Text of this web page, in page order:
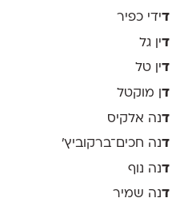
דידי כפיר
דין גל
דין טל
דן מוקטל
דנה אלקיס
דנה חכים־ברקוביץ׳
דנה נוף
דנה שמיר